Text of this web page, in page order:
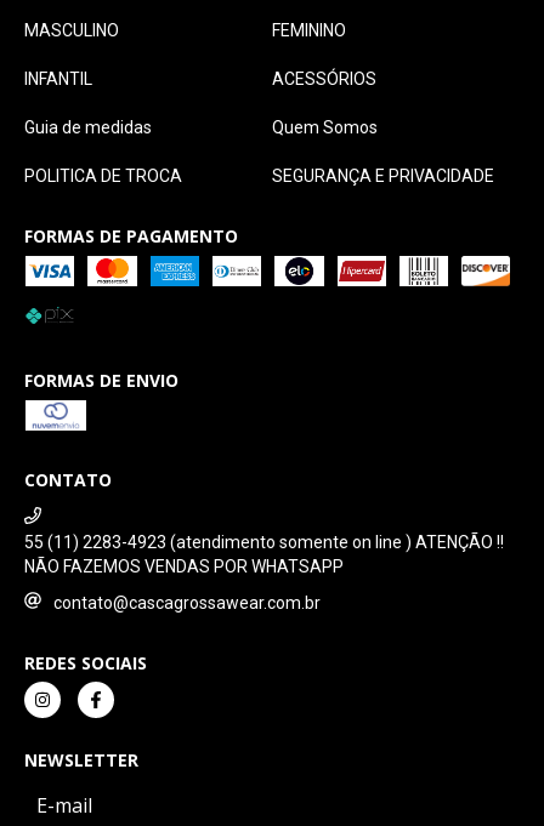
MASCULINO FEMININO
INFANTIL ACESSÓRIOS
Guia de medidas Quem Somos
POLITICA DE TROCA SEGURANÇA E PRIVACIDADE
FORMAS DE PAGAMENTO
FORMAS DE ENVIO
CONTATO
55 (11) 2283-4923 (atendimento somente on line ) ATENÇÃO !!
NÃO FAZEMOS VENDAS POR WHATSAPP
contato@cascagrossawear.com.br
REDES SOCIAIS
NEWSLETTER